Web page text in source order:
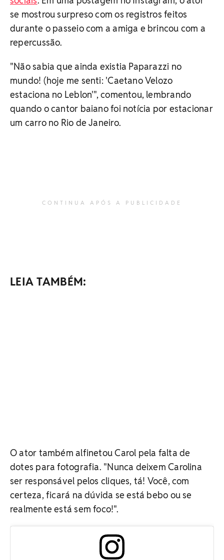
se mostrou surpreso com os registros feitos
durante o passeio com a amiga e brincou com a
repercussão.
"Não sabia que ainda existia Paparazzi no
mundo! (hoje me senti: 'Caetano Velozo
estaciona no Leblon'", comentou, lembrando
quando o cantor baiano foi notícia por estacionar
um carro no Rio de Janeiro.
CONTINUA APÓS A PUBLICIDADE
LEIA TAMBÉM:
O ator também alfinetou Carol pela falta de
dotes para fotografia. "Nunca deixem Carolina
ser responsável pelos cliques, tá! Você, com
certeza, ficará na dúvida se está bebo ou se
realmente está sem foco!".